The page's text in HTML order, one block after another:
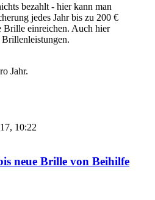
bezahlt - hier kann man
jedes Jahr bis zu 200 €
Brille einreichen. Auch hier
Jahr.
10:22
neue Brille von Beihilfe